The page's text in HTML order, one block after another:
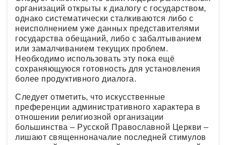
организаций открыты к диалогу с государством,
однако систематически сталкиваются либо с
неисполнением уже данных представителями
государства обещаний, либо с забалтыванием
или замалчиванием текущих проблем.
Необходимо использовать эту пока ещё
сохраняющуюся готовность для установления
более продуктивного диалога.
Следует отметить, что искусственные
преференции административного характера в
отношении религиозной организации
большинства – Русской Православной Церкви –
лишают священноначалие последней стимулов